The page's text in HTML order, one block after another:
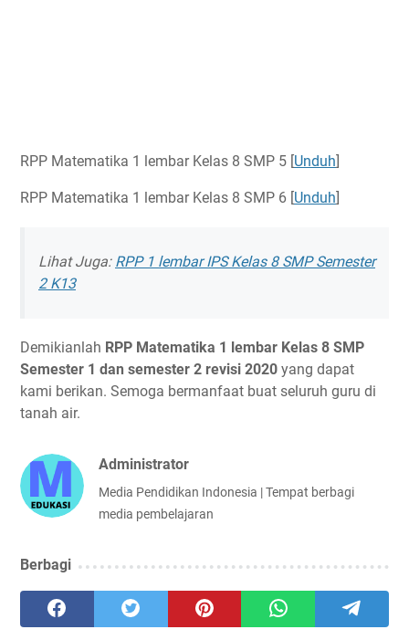
RPP Matematika 1 lembar Kelas 8 SMP 5 [Unduh]
RPP Matematika 1 lembar Kelas 8 SMP 6 [Unduh]
Lihat Juga: RPP 1 lembar IPS Kelas 8 SMP Semester
2 K13
Demikianlah RPP Matematika 1 lembar Kelas 8 SMP
Semester 1 dan semester 2 revisi 2020 yang dapat
kami berikan. Semoga bermanfaat buat seluruh guru di
tanah air.
Administrator
Media Pendidikan Indonesia | Tempat berbagi
media pembelajaran
Berbagi